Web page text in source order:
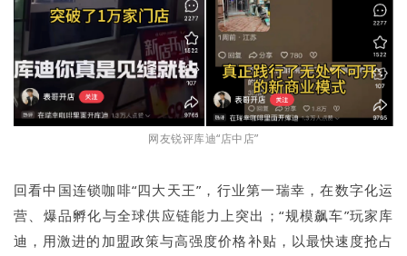
网友锐评库迪“店中店”
回看中国连锁咖啡“四大天王”，行业第一瑞幸，在数字化运
营、爆品孵化与全球供应链能力上突出；“规模飙车”玩家库
迪，用激进的加盟政策与高强度价格补贴，以最快速度抢占